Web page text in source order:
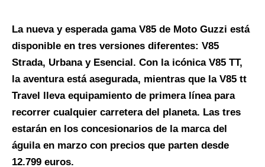
La nueva y esperada gama V85 de Moto Guzzi está
disponible en tres versiones diferentes: V85
Strada, Urbana y Esencial. Con la icónica V85 TT,
la aventura está asegurada, mientras que la V85 tt
Travel lleva equipamiento de primera línea para
recorrer cualquier carretera del planeta. Las tres
estarán en los concesionarios de la marca del
águila en marzo con precios que parten desde
12.799 euros.